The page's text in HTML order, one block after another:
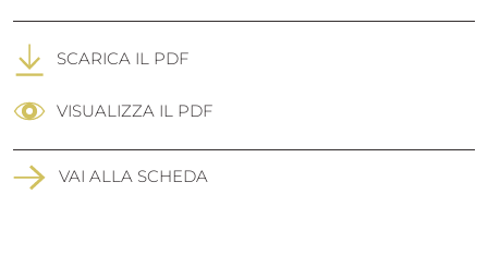
SCARICA IL PDF
VISUALIZZA IL PDF
VAI ALLA SCHEDA